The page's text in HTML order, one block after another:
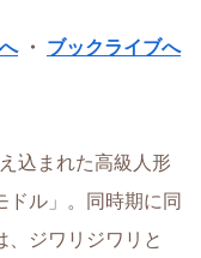
・ ブックライブへ
込まれた高級人形
ドル」。同時期に同
、ジワリジワリと